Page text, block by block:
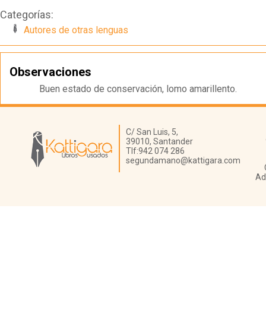
Categorías:
Autores de otras lenguas
Observaciones
Buen estado de conservación, lomo amarillento.
Librería Kattigara
C/ San Luis, 5,
39010, Santander
Tlf:942 074 286
segundamano@kattigara.com